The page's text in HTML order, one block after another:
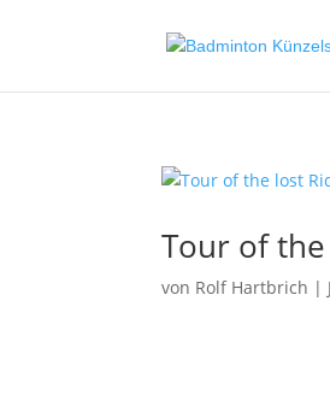
Tour of
von Rolf Hartbrich |